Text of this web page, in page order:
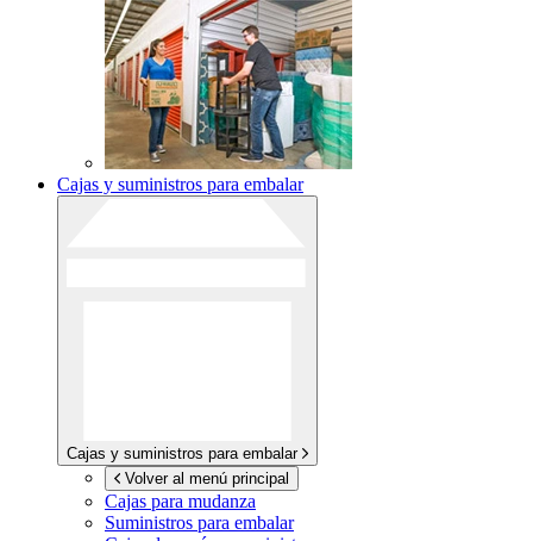
Cajas y suministros para embalar
Cajas y suministros para embalar
Volver al menú principal
Cajas para mudanza
Suministros para embalar